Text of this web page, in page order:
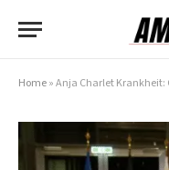
Home»Anja Charlet